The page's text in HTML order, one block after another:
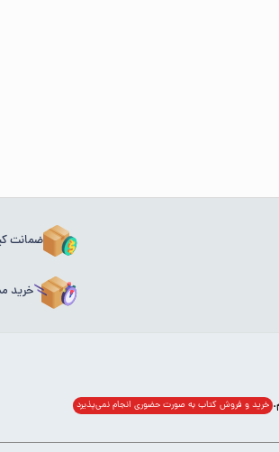
ضمانت
خرید
خرید و فروش کتاب به صورت حضوری انجام‌ نمی‌پذیرد